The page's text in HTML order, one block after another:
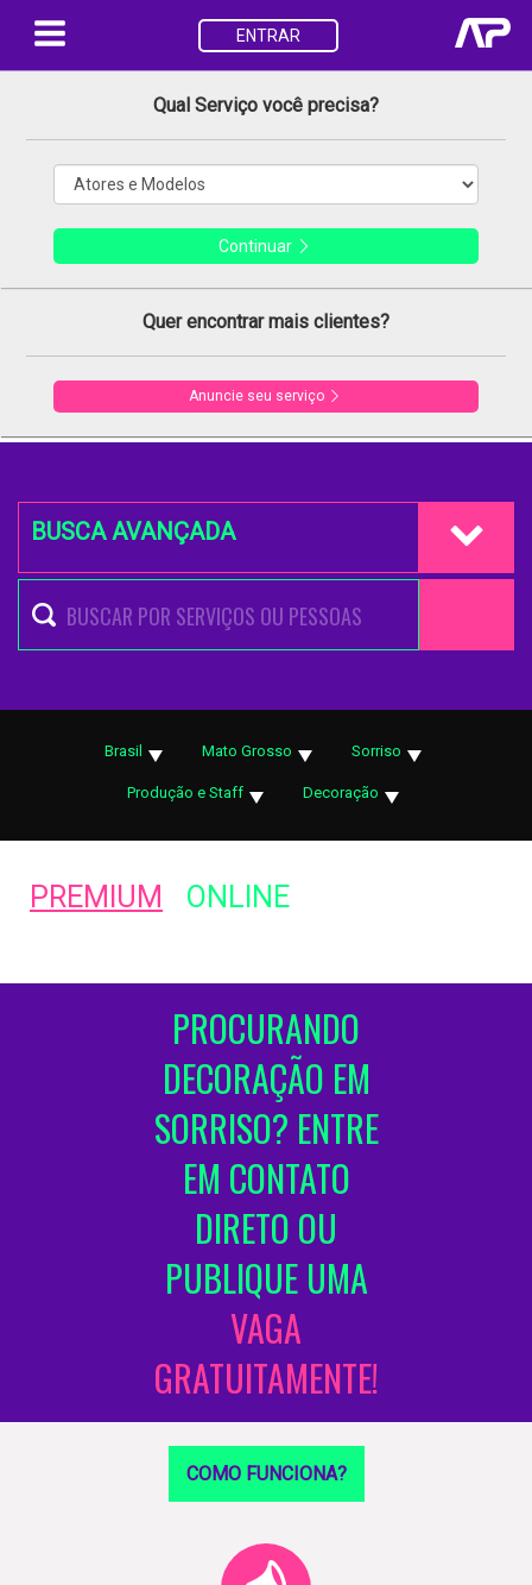
ENTRAR
Qual Serviço você precisa?
Continuar
Quer encontrar mais clientes?
Anuncie seu serviço
BUSCA AVANÇADA
Brasil Mato Grosso Sorriso
Produção e Staff Decoração
PREMIUM ONLINE
PROCURANDO
DECORAÇÃO EM
SORRISO? ENTRE
EM CONTATO
DIRETO OU
PUBLIQUE UMA
VAGA
GRATUITAMENTE!
COMO FUNCIONA?